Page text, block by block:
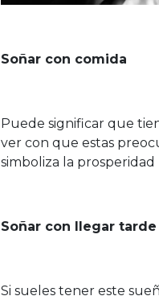
Soñar con comida
Puede significar que
ver con que estas
simboliza la
Soñar con llegar tarde
Si sueles tener este